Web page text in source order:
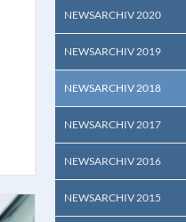
NEWSARCHIV 2020
NEWSARCHIV 2019
NEWSARCHIV 2018
NEWSARCHIV 2017
NEWSARCHIV 2016
NEWSARCHIV 2015